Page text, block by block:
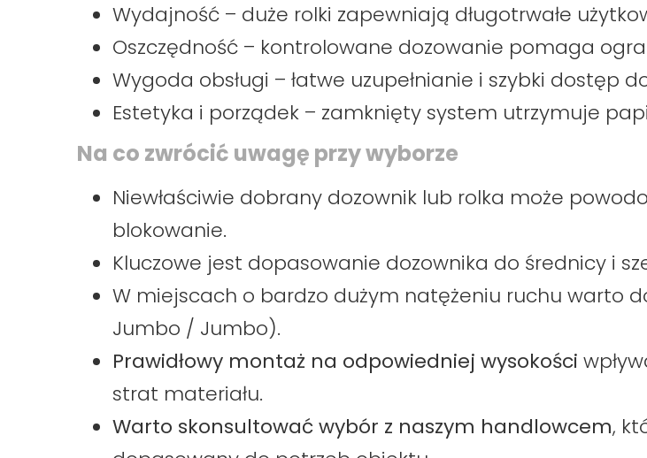
Wydajność – duże rolki zapewniają długotrwałe
Oszczędność – kontrolowane dozowanie pomaga
Wygoda obsługi – łatwe uzupełnianie i szybki dostęp
Estetyka i porządek – zamknięty system utrzymuje
Na co zwrócić uwagę przy wyborze
Niewłaściwie dobrany dozownik lub rolka może
blokowanie.
Kluczowe jest dopasowanie dozownika do średnicy i
W miejscach o bardzo dużym natężeniu ruchu warto
Jumbo / Jumbo).
Prawidłowy montaż na odpowiedniej wysokości
strat materiału.
Warto skonsultować wybór z naszym handlowcem,